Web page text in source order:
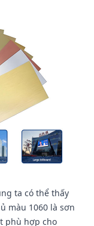
ta có thể thấy
màu 1060 là sơn
phù hợp cho